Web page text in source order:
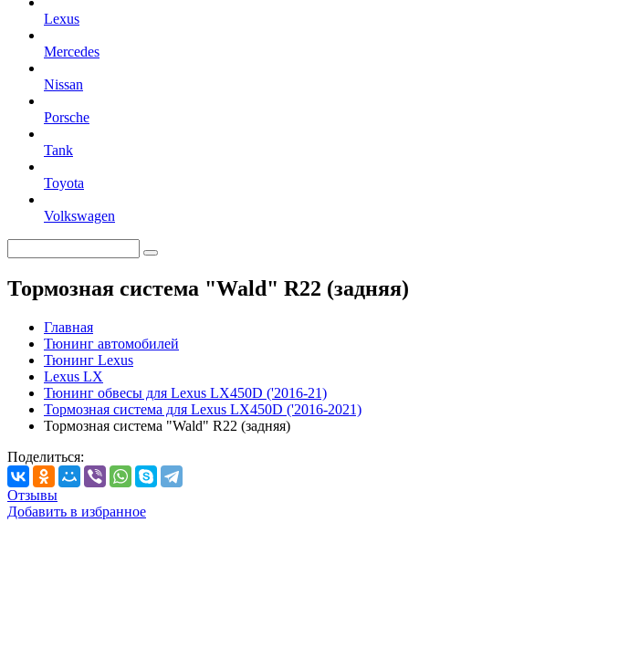
Lexus
Mercedes
Nissan
Porsche
Tank
Toyota
Volkswagen
Тормозная система "Wald" R22 (задняя)
Главная
Тюнинг автомобилей
Тюнинг Lexus
Lexus LX
Тюнинг обвесы для Lexus LX450D ('2016-21)
Тормозная система для Lexus LX450D ('2016-2021)
Тормозная система "Wald" R22 (задняя)
Поделиться:
Отзывы
Добавить в избранное